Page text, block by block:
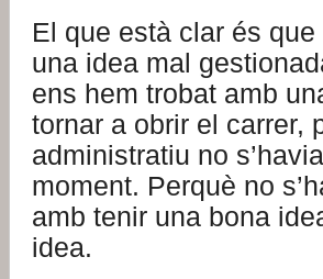
El que està clar és
una idea mal
ens hem trobat amb
tornar a obrir el carrer,
administratiu no
moment. Perquè no
amb tenir una bona
idea.